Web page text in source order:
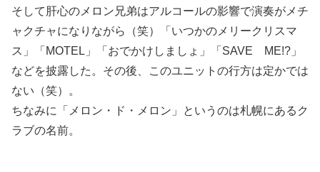
そして肝心のメロン兄弟はアルコールの影響で演奏がメチ
ャクチャになりながら（笑）「いつかのメリークリスマ
ス」「MOTEL」「おでかけしましょ」「SAVE ME!?」
などを披露した。その後、このユニットの行方は定かでは
ない（笑）。
ちなみに「メロン・ド・メロン」というのは札幌にあるク
ラブの名前。